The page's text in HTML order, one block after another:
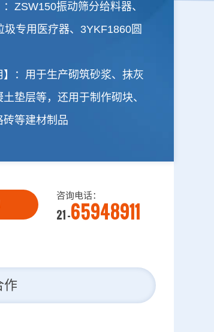
：ZSW150振动筛分给料器、
圾专用医疗器、3YKF1860圆
】：用于生产砌筑砂浆、抹灰
垫层等，还用于制作砌块、
砖等建材制品
咨询电话：
21 -65948911
作